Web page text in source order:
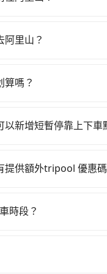
16班次，如果行程
花145分鐘、車費
黃司機不按表收費
可參考tripool的拼
阿里山？
，小轎車如Toyota
於絕大多數的租車
外承租過程繁瑣，
算嗎？
行-大都會衛星車隊
計程車更難叫，該
新增短暫停靠上下車
然可能有些路線完全
提供額外tripool 優惠碼
95折折價券，供您預
時段？